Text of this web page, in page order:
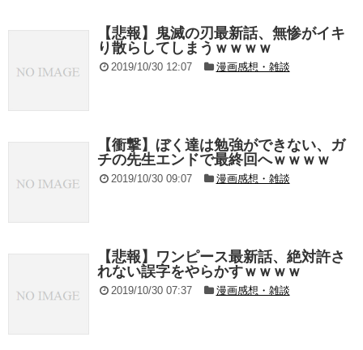
【悲報】鬼滅の刃最新話、無惨がイキ
り散らしてしまうｗｗｗｗ
2019/10/30 12:07 漫画感想・雑談
【衝撃】ぼく達は勉強ができない、ガ
チの先生エンドで最終回へｗｗｗｗ
2019/10/30 09:07 漫画感想・雑談
【悲報】ワンピース最新話、絶対許さ
れない誤字をやらかすｗｗｗｗ
2019/10/30 07:37 漫画感想・雑談